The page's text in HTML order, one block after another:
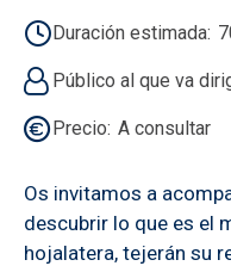
Duración estimada
Público al que va
Precio A consultar
Os invitamos a
descubrir lo que es el
hojalatera, tejerán su